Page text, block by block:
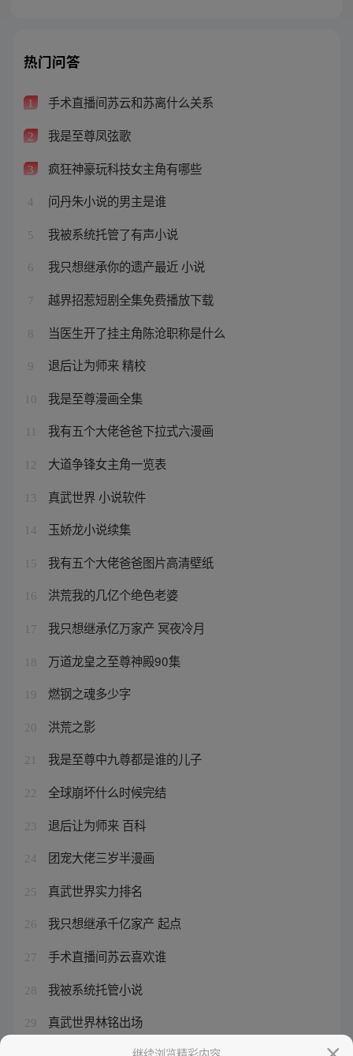
热门问答
1 手术直播间苏云和苏离什么关系
2 我是至尊凤弦歌
3 疯狂神豪玩科技女主角有哪些
4 问丹朱小说的男主是谁
5 我被系统托管了有声小说
6 我只想继承你的遗产最近 小说
7 越界招惹短剧全集免费播放下载
8 当医生开了挂主角陈沧职称是什么
9 退后让为师来 精校
10 我是至尊漫画全集
我有五个大佬爸爸下拉式六漫画
12 大道争锋女主角一览表
13 真武世界 小说软件
14 玉娇龙小说续集
15 我有五个大佬爸爸图片高清壁纸
16 洪荒我的几亿个绝色老婆
17 我只想继承亿万家产 冥夜冷月
18 万道龙皇之至尊神殿90集
19 燃钢之魂多少字
20 洪荒之影
21 我是至尊中九尊都是谁的儿子
22 全球崩坏什么时候完结
23 退后让为师来 百科
24 团宠大佬三岁半漫画
25 真武世界实力排名
26 我只想继承千亿家产 起点
27 手术直播间苏云喜欢谁
28 我被系统托管小说
29 真武世界林铭出场